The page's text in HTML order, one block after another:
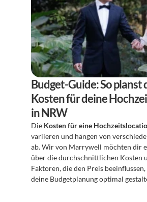
Budget-Guide: So planst
Kosten für deine
in NRW
Die Kosten für eine
variieren und hängen von
ab. Wir von Marrywell möchten dir
über die durchschnittlichen Kosten
Faktoren, die den Preis
deine Budgetplanung optimal